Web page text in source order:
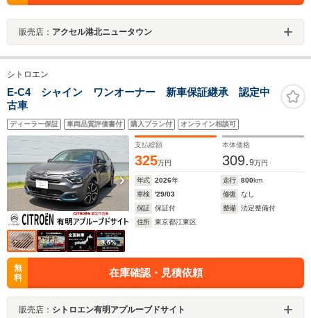
販売店： アクセル港北ニュータウン
シトロエン
E-C4 シャイン ワンオーナー 新車保証継承 認定中
古車
ディーラー保証 車両品質評価書付 購入プラン付 オンライン相談可
支払総額
325万円
本体価格
309.9万円
年式 2026年 走行 800km
車検
'29/03 修復
なし
保証
保証付 整備
法定整備付
住所
東京都江東区
無
料
在庫確認・見積依頼
販売店： シトロエン有明アプルーブドサイト